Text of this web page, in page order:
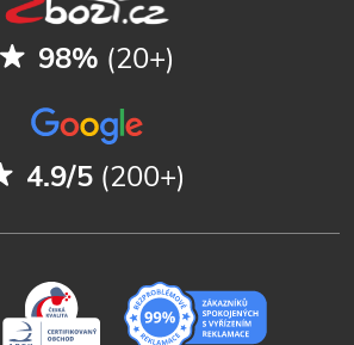
98% (20+)
4.9/5 (200+)